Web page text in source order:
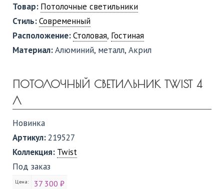
Товар: Потолочные светильники
Стиль:Современный
Расположение:Столовая, Гостиная
Материал:Алюминий, металл, Акрил
ПОТОЛОЧНЫЙ СВЕТИЛЬНИК TWIST 4
Л
Новинка
Артикул:219527
Коллекция: Twist
Под заказ
Цена: 37 300 ₽